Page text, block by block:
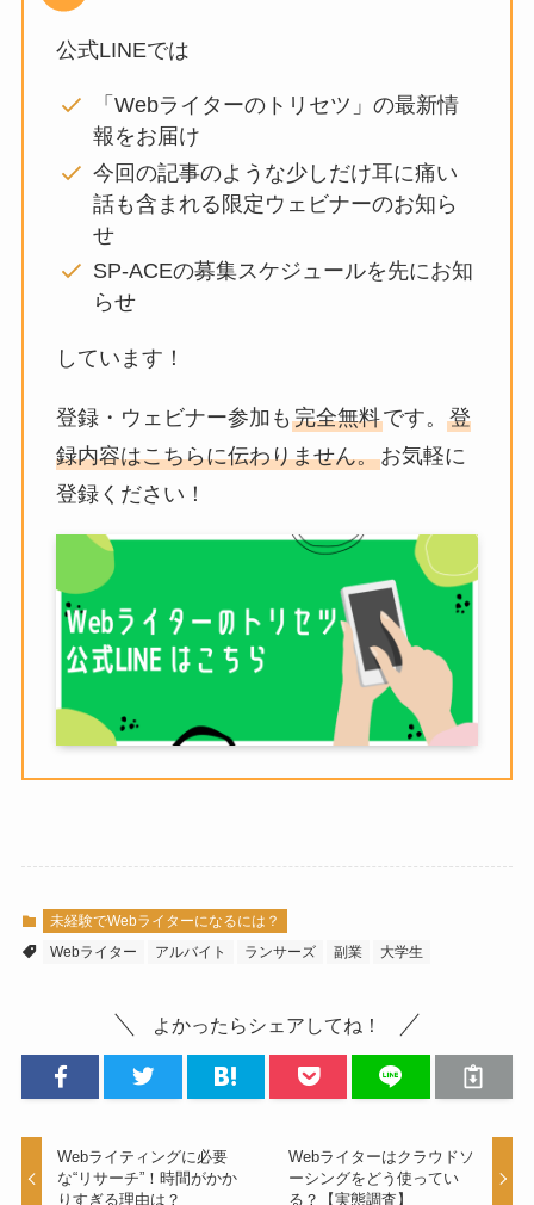
公式LINEでは
「Webライターのトリセツ」の最新情
報をお届け
今回の記事のような少しだけ耳に痛い
話も含まれる限定ウェビナーのお知ら
せ
SP-ACEの募集スケジュールを先にお知
らせ
しています！
登録・ウェビナー参加も 完全無料です。 登
録内容はこちらに伝わりません。お気軽に
登録ください！
未経験でWebライターになるには？
Webライター
アルバイト ランサーズ 副業 大学生
よかったらシェアしてね！
Webライティングに必要
な“リサーチ”！時間がかか
りすぎる理由は？
Webライターはクラウドソ
ーシングをどう使ってい
る？【実態調査】